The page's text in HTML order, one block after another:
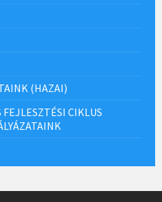
(HAZAI)
CIKLUS